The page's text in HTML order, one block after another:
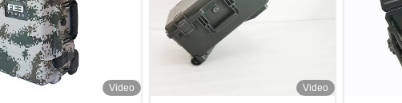
Video Video